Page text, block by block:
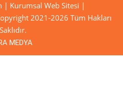
| Kurumsal Web Sitesi |
2021-2026 Tüm Hakları
Saklıdır.
MEDYA